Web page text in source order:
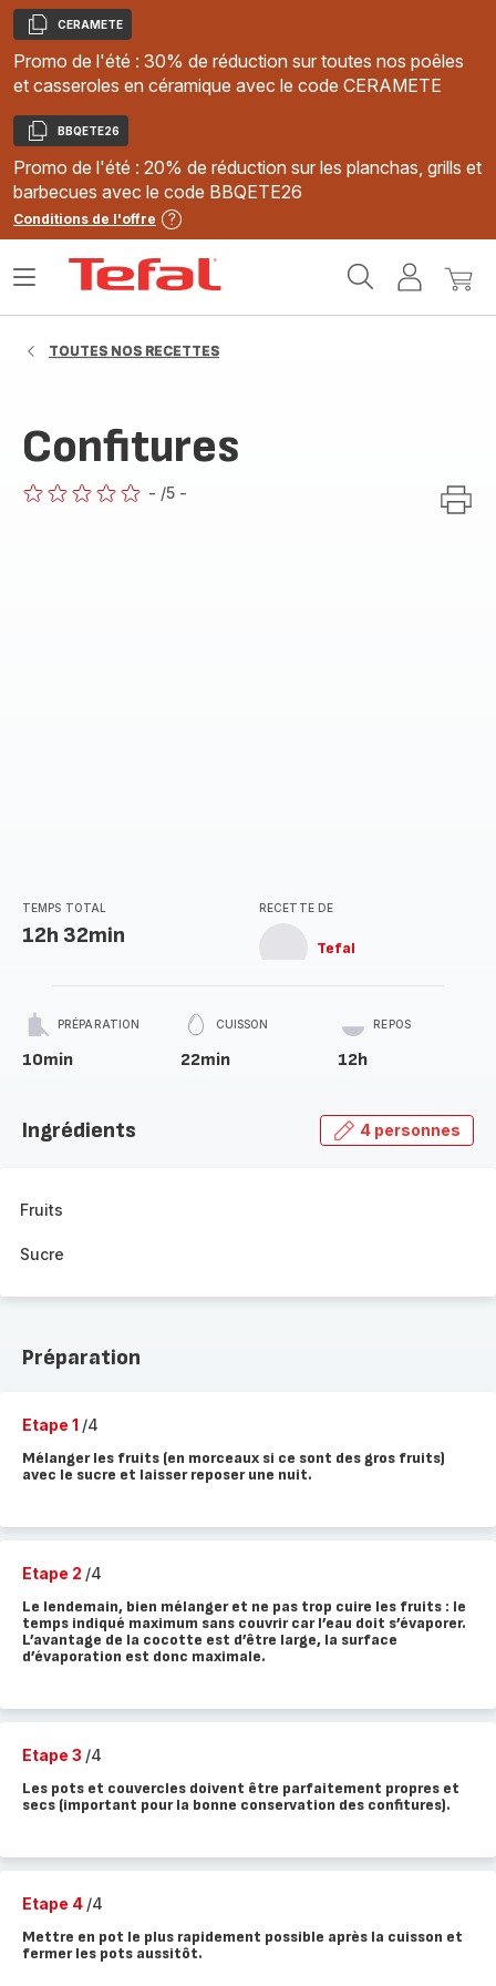
Copier
CERAMETE
Promo de l'été : 30% de réduction sur toutes nos poêles
et casseroles en céramique avec le code CERAMETE
Copier
BBQETE26
Promo de l'été : 20% de réduction sur les planchas, grills et
barbecues avec le code BBQETE26
Conditions de l'offre
MonMon
Ouvrir
TOUTES NOS RECETTES
Confitures
- /5 -
TEMPS TOTAL
12h 32min
RECETTE DE
Tefal
PRÉPARATION
10min
CUISSON
22min
REPOS
12h
Ingrédients 4 personnes
Fruits
Sucre
Préparation
Etape 1 /4
Mélanger les fruits (en morceaux si ce sont des gros fruits)
avec le sucre et laisser reposer une nuit.
Etape 2 /4
Le lendemain, bien mélanger et ne pas trop cuire les fruits : le
temps indiqué maximum sans couvrir car l’eau doit s’évaporer.
L’avantage de la cocotte est d’être large, la surface
d’évaporation est donc maximale.
Etape 3 /4
Les pots et couvercles doivent être parfaitement propres et
secs (important pour la bonne conservation des confitures).
Etape 4 /4
Mettre en pot le plus rapidement possible après la cuisson et
fermer les pots aussitôt.